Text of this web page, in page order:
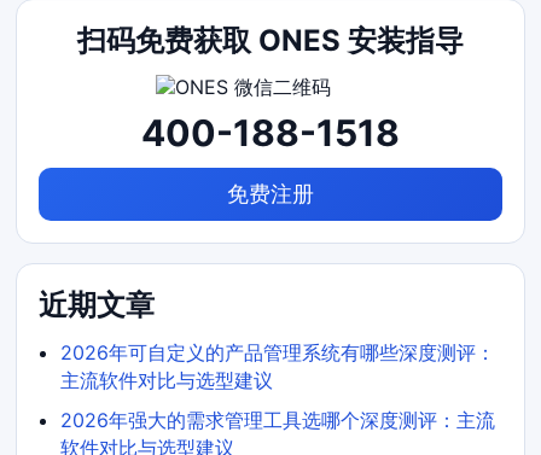
扫码免费获取 ONES 安装指导
400-188-1518
免费注册
近期文章
2026年可自定义的产品管理系统有哪些深度测评：
主流软件对比与选型建议
2026年强大的需求管理工具选哪个深度测评：主流
软件对比与选型建议